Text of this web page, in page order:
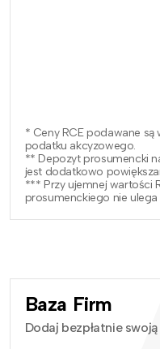
* Ceny RCE podawane są
podatku akcyzowego.
** Depozyt prosumencki
jest dodatkowo
*** Przy ujemnej wartości
prosumenckiego nie ulega
Baza Firm
Dodaj bezpłatnie